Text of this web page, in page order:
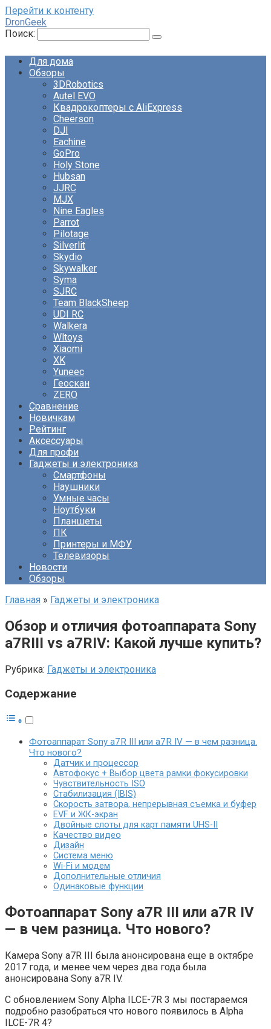
Перейти к контенту
DronGeek
Поиск:
Для дома
Обзоры
3DRobotics
Autel EVO
Квадрокоптеры с AliExpress
Cheerson
DJI
Eachine
GoPro
Holy Stone
Hubsan
JJRC
MJX
Nine Eagles
Parrot
Pilotage
Silverlit
Skydio
Skywalker
Syma
SJRC
Team BlackSheep
UDI RC
Walkera
Wltoys
Xiaomi
XK
Yuneec
Геоскан
ZERO
Сравнение
Новичкам
Рейтинг
Аксессуары
Для профи
Гаджеты и электроника
Смартфоны
Наушники
Умные часы
Ноутбуки
Планшеты
ПК
Принтеры и МФУ
Телевизоры
Новости
Обзоры
Главная » Гаджеты и электроника
Обзор и отличия фотоаппарата Sony
a7RIII vs a7RIV: Какой лучше купить?
Рубрика: Гаджеты и электроника
Содержание
Фотоаппарат Sony a7R III или a7R IV — в чем разница.
Что нового?
Датчик и процессор
Автофокус + Выбор цвета рамки фокусировки
Чувствительность ISO
Стабилизация (IBIS)
Скорость затвора, непрерывная съемка и буфер
EVF и ЖК-экран
Двойные слоты для карт памяти UHS-II
Качество видео
Дизайн
Система меню
Wi-Fi и модем
Дополнительные отличия
Одинаковые функции
Фотоаппарат Sony a7R III или a7R IV
— в чем разница. Что нового?
Камера Sony a7R III была анонсирована еще в октябре
2017 года, и менее чем через два года была
анонсирована Sony a7R IV.
С обновлением Sony Alpha ILCE-7R 3 мы постараемся
подробно разобраться что нового появилось в Alpha
ILCE-7R 4?